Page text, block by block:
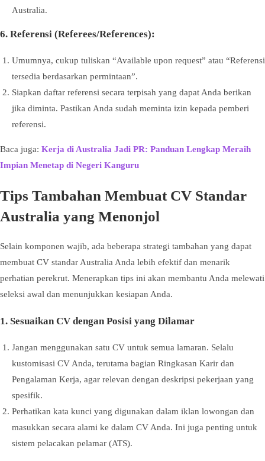
Australia.
6. Referensi (Referees/References):
Umumnya, cukup tuliskan “Available upon request” atau “Referensi
tersedia berdasarkan permintaan”.
Siapkan daftar referensi secara terpisah yang dapat Anda berikan
jika diminta. Pastikan Anda sudah meminta izin kepada pemberi
referensi.
Baca juga: Kerja di Australia Jadi PR: Panduan Lengkap Meraih
Impian Menetap di Negeri Kanguru
Tips Tambahan Membuat CV Standar
Australia yang Menonjol
Selain komponen wajib, ada beberapa strategi tambahan yang dapat
membuat CV standar Australia Anda lebih efektif dan menarik
perhatian perekrut. Menerapkan tips ini akan membantu Anda melewati
seleksi awal dan menunjukkan kesiapan Anda.
1. Sesuaikan CV dengan Posisi yang Dilamar
Jangan menggunakan satu CV untuk semua lamaran. Selalu
kustomisasi CV Anda, terutama bagian Ringkasan Karir dan
Pengalaman Kerja, agar relevan dengan deskripsi pekerjaan yang
spesifik.
Perhatikan kata kunci yang digunakan dalam iklan lowongan dan
masukkan secara alami ke dalam CV Anda. Ini juga penting untuk
sistem pelacakan pelamar (ATS).